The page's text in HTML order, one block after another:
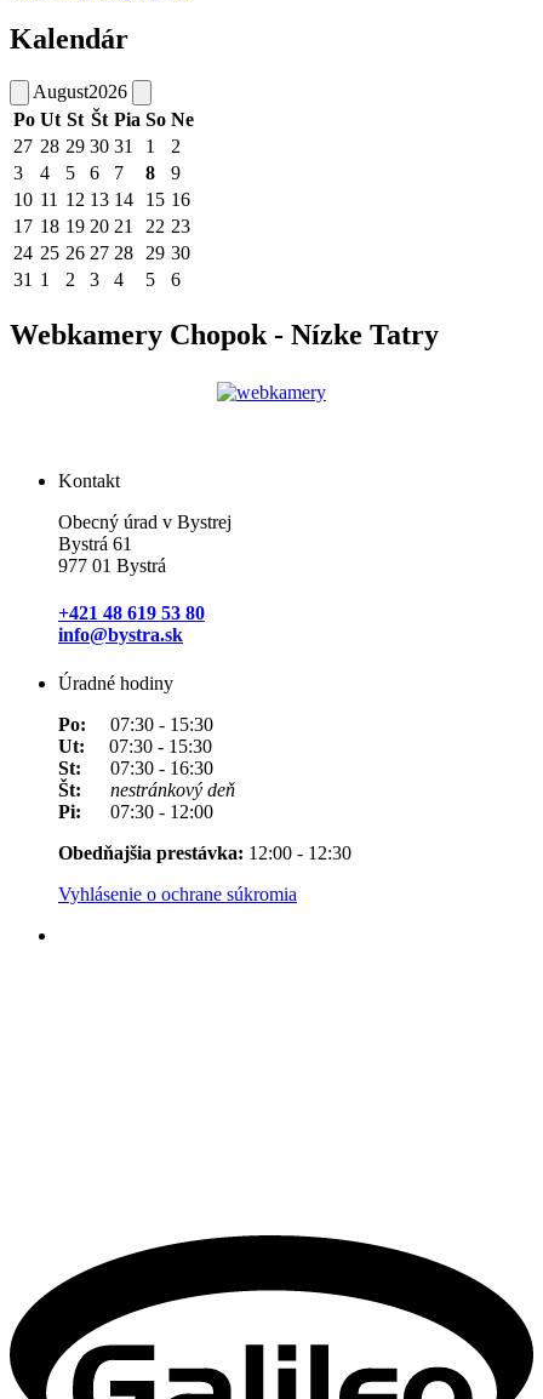
Kalendár
August2026
Po Ut St Št Pia So Ne
27 28 29 30 31 1
2
3
4 5 6 7 8
9
10 11 12 13 14 15 16
17 18 19 20 21 22 23
24 25 26 27 28 29 30
31 1 2 3 4 5 6
Webkamery Chopok - Nízke Tatry
Kontakt
Obecný úrad v Bystrej
Bystrá 61
977 01 Bystrá
+421 48 619 53 80
info@bystra.sk
Úradné hodiny
Po: 07:30 - 15:30
Ut: 07:30 - 15:30
St: 07:30 - 16:30
Št: nestránkový deň
Pi: 07:30 - 12:00
Obedňajšia prestávka: 12:00 - 12:30
Vyhlásenie o ochrane súkromia